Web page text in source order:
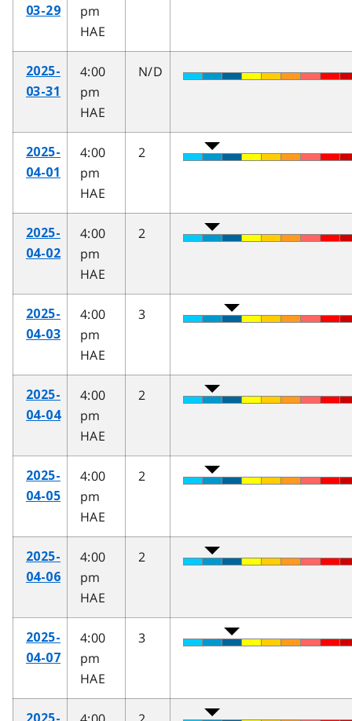
03-29
pm
HAE
2025-
03-31
4:00
pm
HAE
N/D
2025-
04-01
4:00
pm
HAE
2
2025-
04-02
4:00
pm
HAE
2
2025-
04-03
4:00
pm
HAE
3
2025-
04-04
4:00
pm
HAE
2
2025-
04-05
4:00
pm
HAE
2
2025-
04-06
4:00
pm
HAE
2
2025-
04-07
4:00
pm
HAE
3